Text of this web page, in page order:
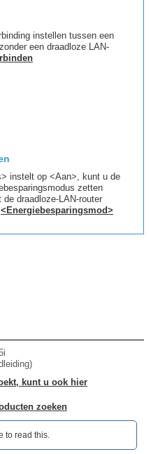
instellen tussen een
een draadloze LAN-
instelt op <Aan>, kunt u de
zetten
draadloze-LAN-router
<Energiebesparingsmod>
kunt u ook hier
zoeken
to read this.‎